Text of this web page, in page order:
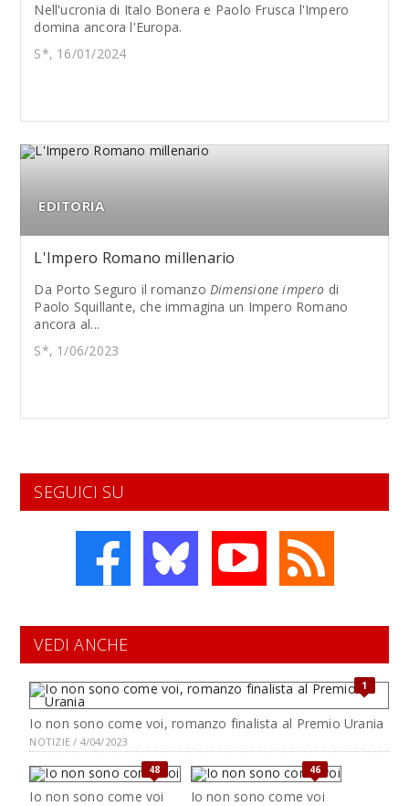
Nell'ucronia di Italo Bonera e Paolo Frusca l'Impero
domina ancora l'Europa.
S*, 16/01/2024
EDITORIA
L'Impero Romano millenario
Da Porto Seguro il romanzoDimensione impero di
Paolo Squillante, che immagina un Impero Romano
ancora al...
S*, 1/06/2023
SEGUICI SU
VEDI ANCHE
1
Io non sono come voi, romanzo finalista al Premio Urania
NOTIZIE / 4/04/2023
48
Io non sono come voi
46
Io non sono come voi